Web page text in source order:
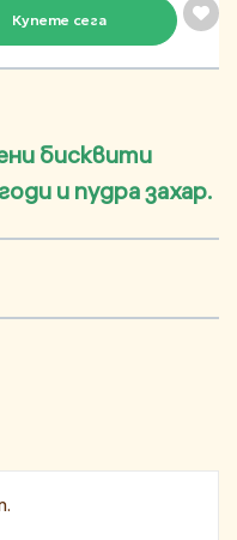
Купете сега
бисквити
и пудра захар.